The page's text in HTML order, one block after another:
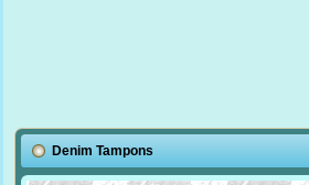
Denim Tampons